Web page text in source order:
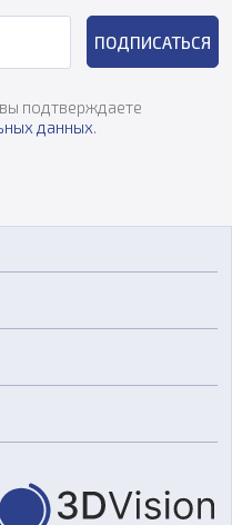
ПОДПИСАТЬСЯ
подтверждаете
данных.
литья